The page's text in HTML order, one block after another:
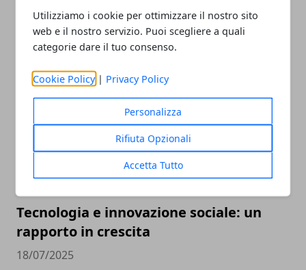
Utilizziamo i cookie per ottimizzare il nostro sito
web e il nostro servizio. Puoi scegliere a quali
categorie dare il tuo consenso.
Cookie Policy | Privacy Policy
Personalizza
Rifiuta Opzionali
Accetta Tutto
Tecnologia e innovazione sociale: un
rapporto in crescita
18/07/2025